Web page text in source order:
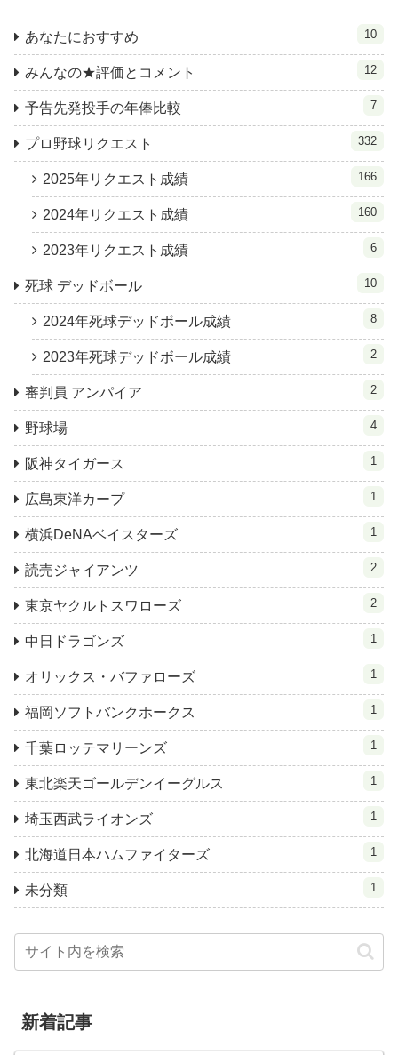
あなたにおすすめ 10
みんなの★評価とコメント 12
予告先発投手の年俸比較 7
プロ野球リクエスト 332
2025年リクエスト成績 166
2024年リクエスト成績 160
2023年リクエスト成績 6
死球 デッドボール 10
2024年死球デッドボール成績 8
2023年死球デッドボール成績 2
審判員 アンパイア 2
野球場 4
阪神タイガース 1
広島東洋カープ 1
横浜DeNAベイスターズ 1
読売ジャイアンツ 2
東京ヤクルトスワローズ 2
中日ドラゴンズ 1
オリックス・バファローズ 1
福岡ソフトバンクホークス 1
千葉ロッテマリーンズ 1
東北楽天ゴールデンイーグルス 1
埼玉西武ライオンズ 1
北海道日本ハムファイターズ 1
未分類 1
新着記事